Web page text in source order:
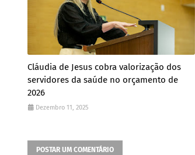
Cláudia de Jesus cobra valorização dos
servidores da saúde no orçamento de
2026
Dezembro 11, 2025
POSTAR UM COMENTÁRIO